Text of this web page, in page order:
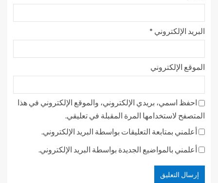
البريد الإلكتروني *
الموقع الإلكتروني
احفظ اسمي، بريدي الإلكتروني، والموقع الإلكتروني في هذا
المتصفح لاستخدامها المرة المقبلة في تعليقي.
أعلمني بمتابعة التعليقات بواسطة البريد الإلكتروني.
أعلمني بالمواضيع الجديدة بواسطة البريد الإلكتروني.